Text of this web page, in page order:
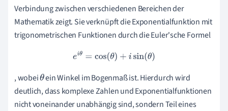
Verbindung zwischen verschiedenen Bereichen der
Mathematik zeigt. Sie verknüpft die Exponentialfunktion mit
trigonometrischen Funktionen durch die Euler'sche Formel
eiθ =cos(θ) +isin(θ)
, wobeiθein Winkel im Bogenmaß ist. Hierdurch wird
deutlich, dass komplexe Zahlen und Exponentialfunktionen
nicht voneinander unabhängig sind, sondern Teil eines